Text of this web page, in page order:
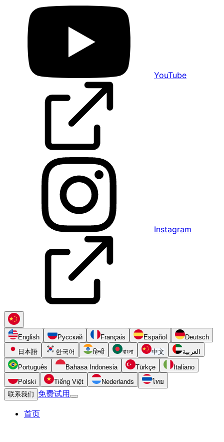
YouTube
Instagram
English Русский Français Español
Deutsch
日本語
한국어 हिन्दी বাংলা 中文 العربية
Português Bahasa Indonesia Türkçe
Italiano
Polski
Tiếng Việt Nederlands
ไทย
联系我们
免费试用
首页